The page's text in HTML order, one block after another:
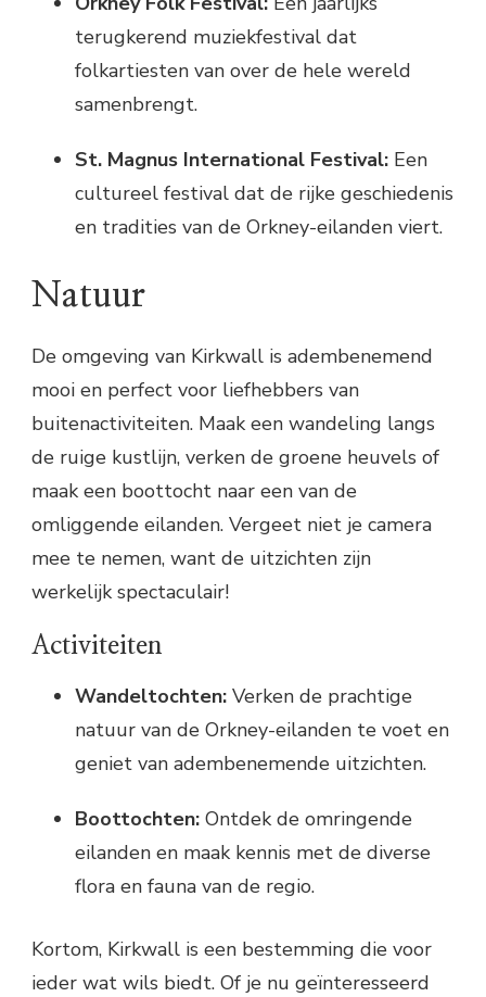
terugkerend muziekfestival dat
folkartiesten van over de hele wereld
samenbrengt.
St. Magnus International Festival: Een
cultureel festival dat de rijke geschiedenis
en tradities van de Orkney-eilanden viert.
Natuur
De omgeving van Kirkwall is adembenemend
mooi en perfect voor liefhebbers van
buitenactiviteiten. Maak een wandeling langs
de ruige kustlijn, verken de groene heuvels of
maak een boottocht naar een van de
omliggende eilanden. Vergeet niet je camera
mee te nemen, want de uitzichten zijn
werkelijk spectaculair!
Activiteiten
Wandeltochten: Verken de prachtige
natuur van de Orkney-eilanden te voet en
geniet van adembenemende uitzichten.
Boottochten: Ontdek de omringende
eilanden en maak kennis met de diverse
flora en fauna van de regio.
Kortom, Kirkwall is een bestemming die voor
ieder wat wils biedt. Of je nu geïnteresseerd